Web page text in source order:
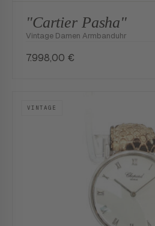
"Cartier Pasha"
Vintage Damen Armbanduhr
7.998,00 €
VINTAGE